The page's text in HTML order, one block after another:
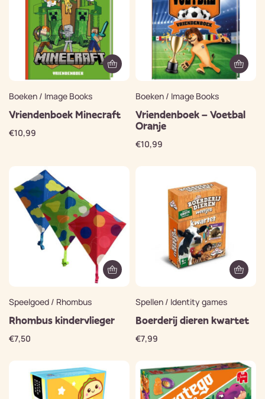
Boeken / Image Books
Vriendenboek Minecraft
€10,99
Boeken / Image Books
Vriendenboek – Voetbal
Oranje
€10,99
Speelgoed / Rhombus
Rhombus kindervlieger
€7,50
Spellen / Identity games
Boerderij dieren kwartet
€7,99